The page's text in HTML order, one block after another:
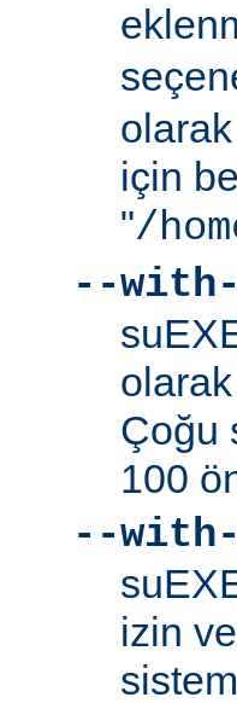
olarak
için
"/
--with-
Çoğu
100
--with-
izin